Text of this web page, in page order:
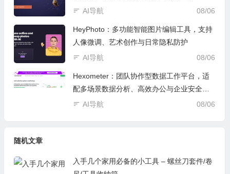
08/06
AI导航
HeyPhoto：多功能智能图片编辑工具，支持
人像微调、艺术创作与日常隐私防护
08/06
AI导航
Hexometer：团队协作型数据工作平台，适
配多场景数据分析、高效办公与企业安全管
控
08/06
AI导航
随机文章
入手几个家用必备的小工具 – 螺丝刀套件/卷